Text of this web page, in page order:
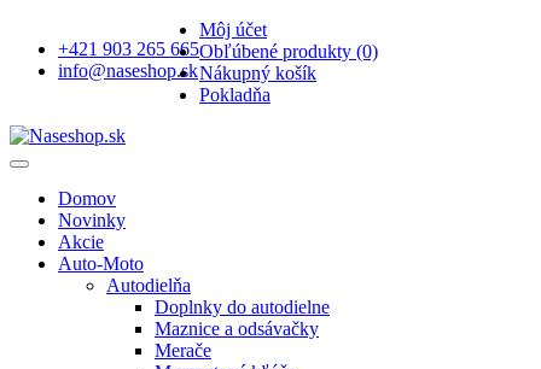
+421 903 265 665
info@naseshop.sk
Môj účet
Obľúbené produkty (0)
Nákupný košík
Pokladňa
Domov
Novinky
Akcie
Auto-Moto
Autodielňa
Doplnky do autodielne
Maznice a odsávačky
Merače